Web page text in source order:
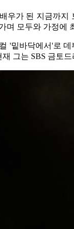
우가 된 지금까
며 모두와 가정에
'밑바닥에서'로
그는 SBS 금토